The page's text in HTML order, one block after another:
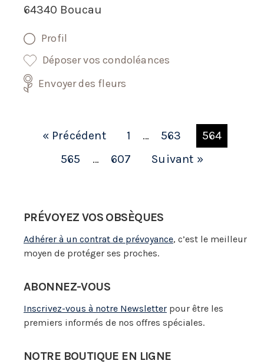
64340 Boucau
Profil
Déposer vos condoléances
Envoyer des fleurs
« Précédent 1 … 563
564
565
… 607 Suivant »
PRÉVOYEZ VOS OBSÈQUES
Adhérer à un contrat de prévoyance, c’est le meilleur
moyen de protéger ses proches.
ABONNEZ-VOUS
Inscrivez-vous à notre Newsletter pour être les
premiers informés de nos offres spéciales.
NOTRE BOUTIQUE EN LIGNE